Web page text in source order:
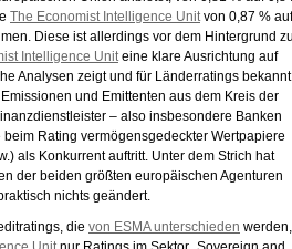
The Economist Intelligence Unit von 0,87 % auf
Diese ist allerdings vor dem Hintergrund
Intelligence Unit eine klare Ausrichtung auf
Analysen zeigt und für Länderratings bekannt
und Emittenten aus dem Kreis der
– also insbesondere Banken
Rating vermögensgedeckter Wertpapiere
als Konkurrent auftritt. Unter dem Strich hat
der beiden größten europäischen Agenturen
nichts geändert.
die von ESMA unterschieden werden,